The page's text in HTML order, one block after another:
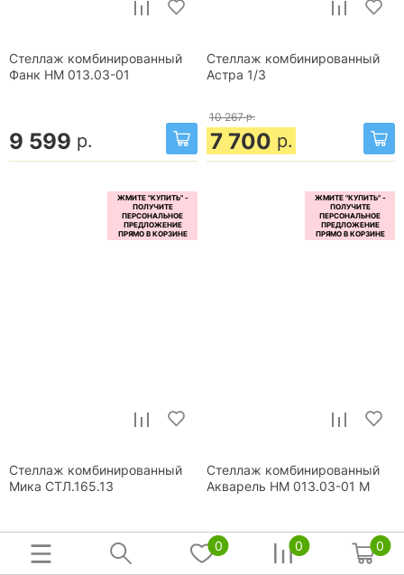
Стеллаж комбинированный
Фанк НМ 013.03-01
9 599 р.
Стеллаж комбинированный
Астра 1/3
10 267 р.
7 700 р.
Стеллаж комбинированный
Мика СТЛ.165.13
7 840
Стеллаж комбинированный
Акварель НМ 013.03-01 М
9 799 р.
0 0 0